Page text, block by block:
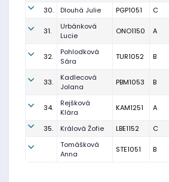
30. Dlouhá Julie PGP1051 C
31.
Urbánková
Lucie
ONO1150 A
32.
Pohlodková
Sára
TUR1052 B
33.
Kadlecová
Jolana
PBM1053 B
34.
Rejšková
Klára
KAM1251 A
35. Králová Žofie LBE1152 C
Tomášková
Anna
STE1051 B